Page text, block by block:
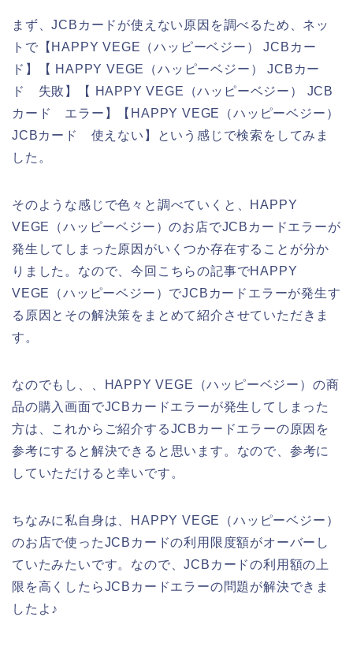
まず、JCBカードが使えない原因を調べるため、ネッ
トで【HAPPY VEGE（ハッピーベジー） JCBカー
ド】【 HAPPY VEGE（ハッピーベジー） JCBカー
ド 失敗】【 HAPPY VEGE（ハッピーベジー） JCB
カード エラー】【HAPPY VEGE（ハッピーベジー）
JCBカード 使えない】という感じで検索をしてみま
した。
そのような感じで色々と調べていくと、HAPPY
VEGE（ハッピーベジー）のお店でJCBカードエラーが
発生してしまった原因がいくつか存在することが分か
りました。なので、今回こちらの記事でHAPPY
VEGE（ハッピーベジー）でJCBカードエラーが発生す
る原因とその解決策をまとめて紹介させていただきま
す。
なのでもし、、HAPPY VEGE（ハッピーベジー）の商
品の購入画面でJCBカードエラーが発生してしまった
方は、これからご紹介するJCBカードエラーの原因を
参考にすると解決できると思います。なので、参考に
していただけると幸いです。
ちなみに私自身は、HAPPY VEGE（ハッピーベジー）
のお店で使ったJCBカードの利用限度額がオーバーし
ていたみたいです。なので、JCBカードの利用額の上
限を高くしたらJCBカードエラーの問題が解決できま
したよ♪